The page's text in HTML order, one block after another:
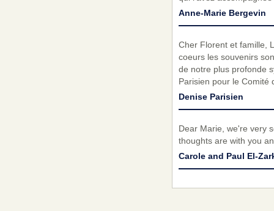
Anne-Marie Bergevin
Cher Florent et famille,
coeurs les souvenirs
de notre plus profonde
Parisien pour le Comité
Denise Parisien
Dear Marie, we're very
thoughts are with you
Carole and Paul El-